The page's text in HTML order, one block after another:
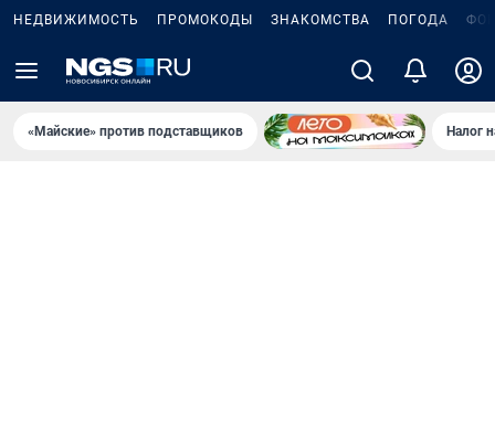
НЕДВИЖИМОСТЬ ПРОМОКОДЫ ЗНАКОМСТВА ПОГОДА
«Майские» против подставщиков Налог